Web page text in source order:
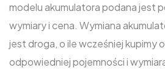
modelu akumulatora podana jest
wymiary i cena. Wymiana
jest droga, o ile wcześniej kupimy
odpowiedniej pojemności i